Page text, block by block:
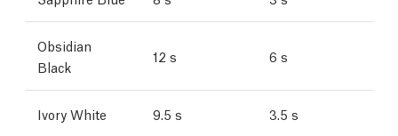
Obsidian
Black
12 s 6 s
Ivory White 9.5 s 3.5 s